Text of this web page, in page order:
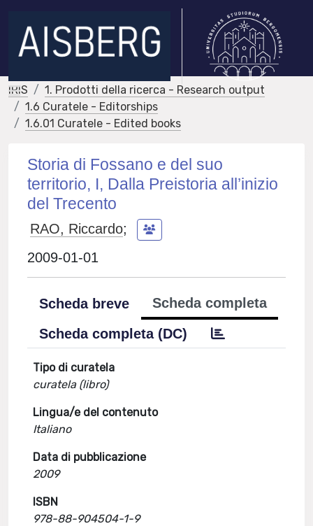
IRIS
1. Prodotti della ricerca - Research output
1.6 Curatele - Editorships
1.6.01 Curatele - Edited books
Storia di Fossano e del suo
territorio, I, Dalla Preistoria all’inizio
del Trecento
RAO, Riccardo;
2009-01-01
Scheda breve
Scheda completa
Scheda completa (DC)
Tipo di curatela
curatela (libro)
Lingua/e del contenuto
Italiano
Data di pubblicazione
2009
ISBN
978-88-904504-1-9